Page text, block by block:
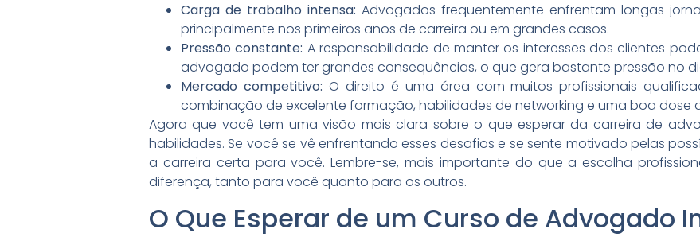
Carga de trabalho intensa: Advogados frequentemente enfrentam longas
principalmente nos primeiros anos de carreira ou em grandes casos.
Pressão constante: A responsabilidade de manter os interesses dos clientes
advogado podem ter grandes consequências, o que gera bastante pressão no
Mercado competitivo: O direito é uma área com muitos profissionais
combinação de excelente formação, habilidades de networking e uma boa dose
Agora que você tem uma visão mais clara sobre o que esperar da carreira de
habilidades. Se você se vê enfrentando esses desafios e se sente motivado pelas
a carreira certa para você. Lembre-se, mais importante do que a escolha
diferença, tanto para você quanto para os outros.
O Que Esperar de um Curso de Advogado